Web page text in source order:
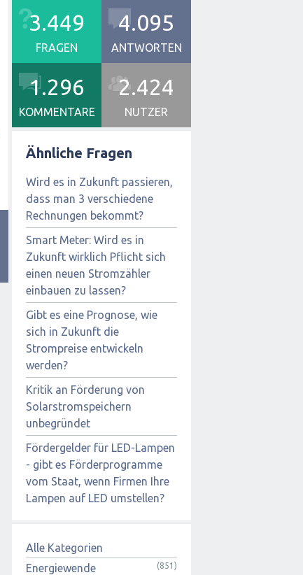
3.449
FRAGEN
4.095
ANTWORTEN
1.296
KOMMENTARE
2.424
NUTZER
Ähnliche Fragen
Wird es in Zukunft passieren,
dass man 3 verschiedene
Rechnungen bekommt?
Smart Meter: Wird es in
Zukunft wirklich Pflicht sich
einen neuen Stromzähler
einbauen zu lassen?
Gibt es eine Prognose, wie
sich in Zukunft die
Strompreise entwickeln
werden?
Kritik an Förderung von
Solarstromspeichern
unbegründet
Fördergelder für LED-Lampen
- gibt es Förderprogramme
vom Staat, wenn Firmen Ihre
Lampen auf LED umstellen?
Alle Kategorien
Energiewende
(851)